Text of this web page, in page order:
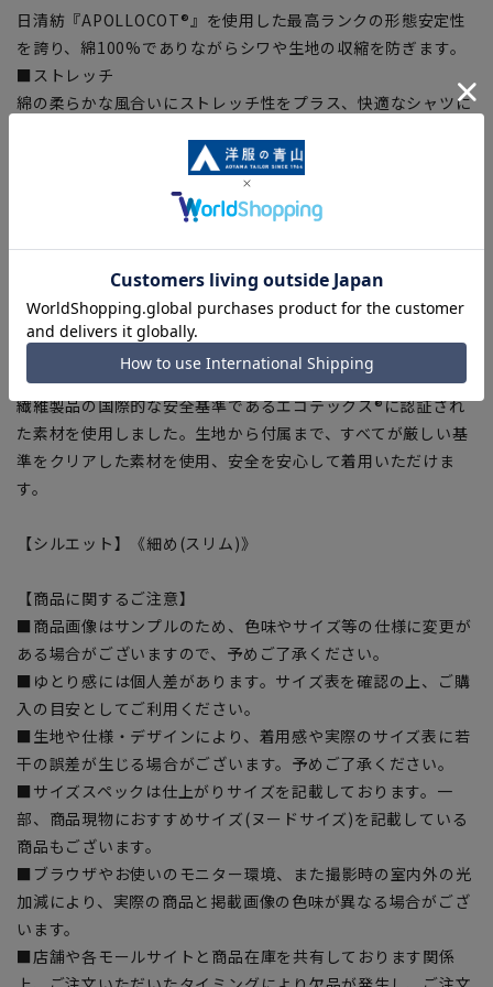
日清紡『APOLLOCOT®』を使用した最高ランクの形態安定性
を誇り、綿100%でありながらシワや生地の収縮を防ぎます。
■ストレッチ
綿の柔らかな風合いにストレッチ性をプラス、快適なシャツに
銀イオンの力で細菌の増殖を抑え、生乾き時のニオイを抑制。
■防汚加工(衿・カフス)
※生地の制菌・防汚性能を示したものとなり、製品性能を保証
するものではございません。
■OEKO-TEX®(エコテックス)
繊維製品の国際的な安全基準であるエコテックス®に認証され
た素材を使用しました。生地から付属まで、すべてが厳しい基
準をクリアした素材を使用、安全を安心して着用いただけま
す。
【シルエット】《細め(スリム)》
【商品に関するご注意】
■商品画像はサンプルのため、色味やサイズ等の仕様に変更が
ある場合がございますので、予めご了承ください。
■ゆとり感には個人差があります。サイズ表を確認の上、ご購
入の目安としてご利用ください。
■生地や仕様・デザインにより、着用感や実際のサイズ表に若
干の誤差が生じる場合がございます。予めご了承ください。
■サイズスペックは仕上がりサイズを記載しております。一
部、商品現物におすすめサイズ(ヌードサイズ)を記載している
商品もございます。
■ブラウザやお使いのモニター環境、また撮影時の室内外の光
加減により、実際の商品と掲載画像の色味が異なる場合がござ
います。
■店舗や各モールサイトと商品在庫を共有しております関係